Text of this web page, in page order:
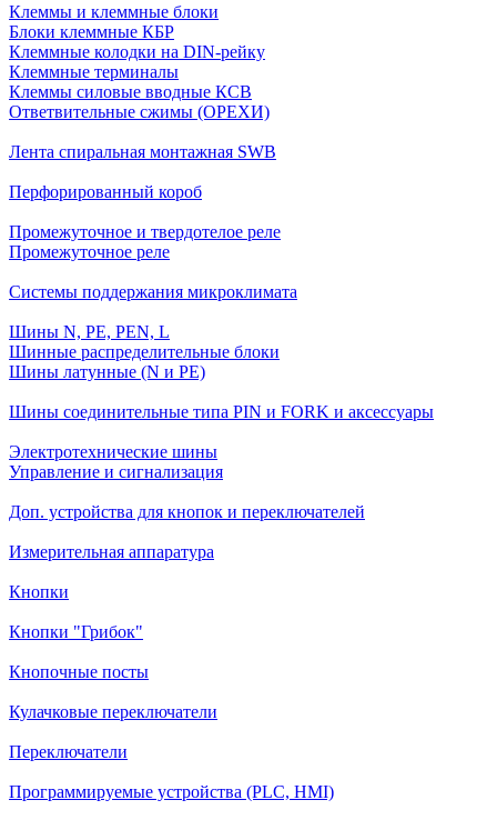
Клеммы и клеммные блоки
Блоки клеммные КБР
Клеммные колодки на DIN-рейку
Клеммные терминалы
Клеммы силовые вводные КСВ
Ответвительные сжимы (ОРЕХИ)
Лента спиральная монтажная SWB
Перфорированный короб
Промежуточное и твердотелое реле
Промежуточное реле
Системы поддержания микроклимата
Шины N, PE, PEN, L
Шинные распределительные блоки
Шины латунные (N и PE)
Шины соединительные типа PIN и FORK и аксессуары
Электротехнические шины
Управление и сигнализация
Доп. устройства для кнопок и переключателей
Измерительная аппаратура
Кнопки
Кнопки "Грибок"
Кнопочные посты
Кулачковые переключатели
Переключатели
Программируемые устройства (PLC, HMI)